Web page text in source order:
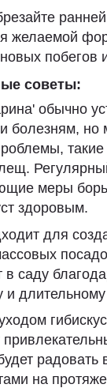
желаемой
побегов
советы:
обычно
болезням, но
такие
меры
здоровым.
для
в саду
и
радовать
на